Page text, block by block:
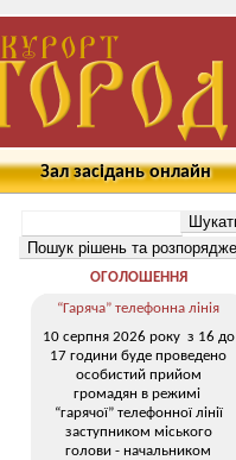
Зал засідань онлайн
ОГОЛОШЕННЯ
“Гаряча” телефонна лінія
10 серпня 2026 року з 16 до
17 години буде проведено
особистий прийом
громадян в режимі
“гарячої” телефонної лінії
заступником міського
голови - начальником